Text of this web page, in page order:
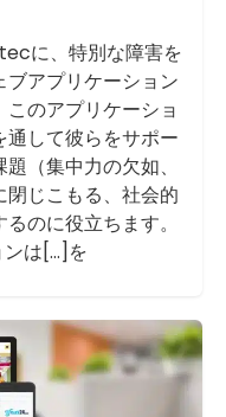
に、特別な障害を
アプリケーション
のアプリケーショ
通して彼らをサポー
（集中力の欠如、
じこもる、社会的
のに役立ちます。
は[...]を